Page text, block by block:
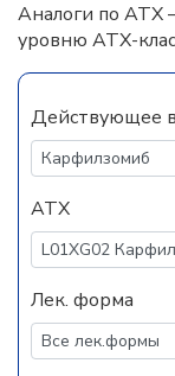
Аналоги по АТХ
уровню АТХ-
Действующее
АТХ
Лек. форма